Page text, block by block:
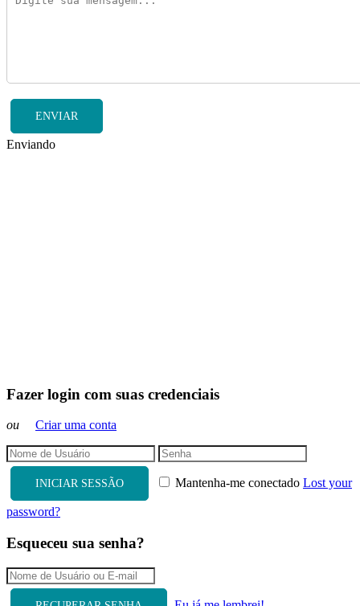
ENVIAR
Enviando
Fazer login com suas credenciais
ou Criar uma conta
INICIAR SESSÃO Mantenha-me conectado Lost your
password?
Esqueceu sua senha?